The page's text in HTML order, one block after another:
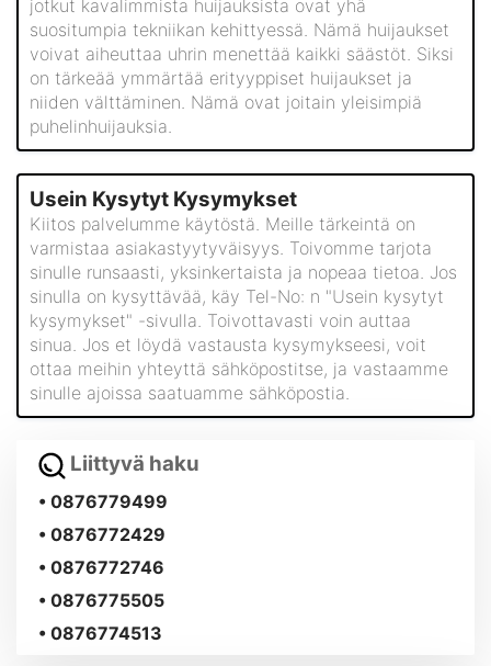
jotkut kavalimmista huijauksista ovat yhä
suositumpia tekniikan kehittyessä. Nämä huijaukset
voivat aiheuttaa uhrin menettää kaikki säästöt. Siksi
on tärkeää ymmärtää erityyppiset huijaukset ja
niiden välttäminen. Nämä ovat joitain yleisimpiä
puhelinhuijauksia.
Usein Kysytyt Kysymykset
Kiitos palvelumme käytöstä. Meille tärkeintä on
varmistaa asiakastyytyväisyys. Toivomme tarjota
sinulle runsaasti, yksinkertaista ja nopeaa tietoa. Jos
sinulla on kysyttävää, käy Tel-No: n "Usein kysytyt
kysymykset" -sivulla. Toivottavasti voin auttaa
sinua. Jos et löydä vastausta kysymykseesi, voit
ottaa meihin yhteyttä sähköpostitse, ja vastaamme
sinulle ajoissa saatuamme sähköpostia.
Liittyvä haku
• 0876779499
• 0876772429
• 0876772746
• 0876775505
• 0876774513